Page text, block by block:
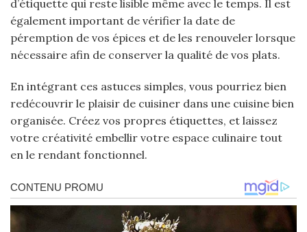
d’étiquette qui reste lisible même avec le temps. Il est
également important de vérifier la date de
péremption de vos épices et de les renouveler lorsque
nécessaire afin de conserver la qualité de vos plats.
En intégrant ces astuces simples, vous pourriez bien
redécouvrir le plaisir de cuisiner dans une cuisine bien
organisée. Créez vos propres étiquettes, et laissez
votre créativité embellir votre espace culinaire tout
en le rendant fonctionnel.